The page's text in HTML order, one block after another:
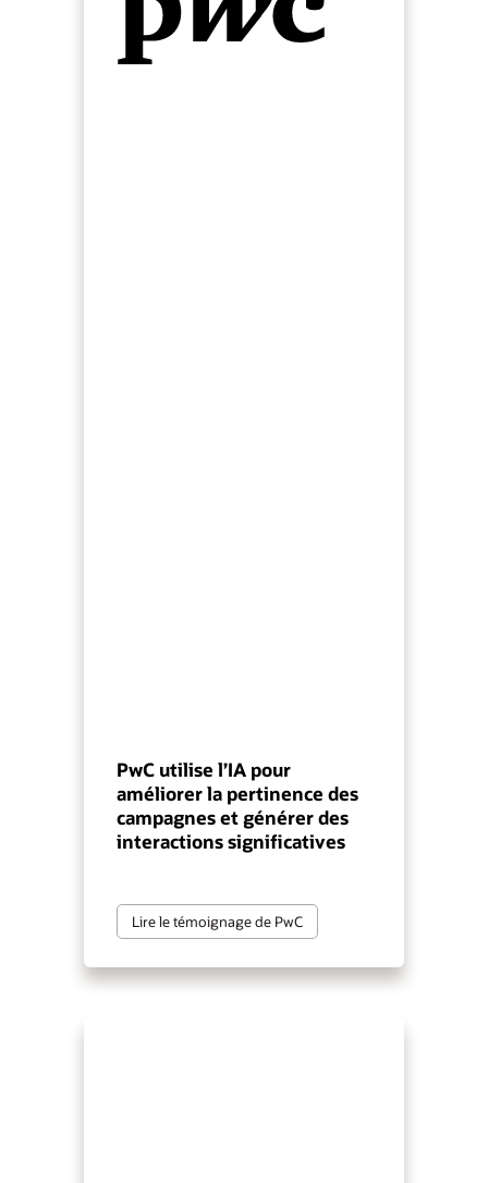
PwC utilise l’IA pour
améliorer la pertinence des
campagnes et générer des
interactions significatives
Lire le témoignage de PwC